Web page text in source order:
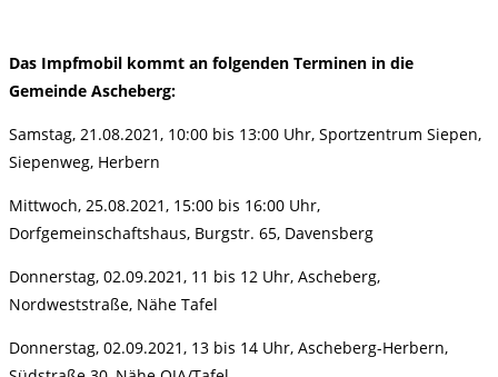
Das Impfmobil kommt an folgenden Terminen in die
Gemeinde Ascheberg:
Samstag, 21.08.2021, 10:00 bis 13:00 Uhr, Sportzentrum Siepen,
Siepenweg, Herbern
Mittwoch, 25.08.2021, 15:00 bis 16:00 Uhr,
Dorfgemeinschaftshaus, Burgstr. 65, Davensberg
Donnerstag, 02.09.2021, 11 bis 12 Uhr, Ascheberg,
Nordweststraße, Nähe Tafel
Donnerstag, 02.09.2021, 13 bis 14 Uhr, Ascheberg-Herbern,